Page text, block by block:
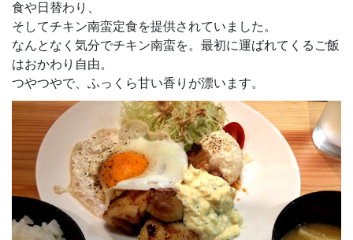
食や日替わり、
そしてチキン南蛮定食を提供されていました。
なんとなく気分でチキン南蛮を。最初に運ばれてくるご飯
はおかわり自由。
つやつやで、ふっくら甘い香りが漂います。